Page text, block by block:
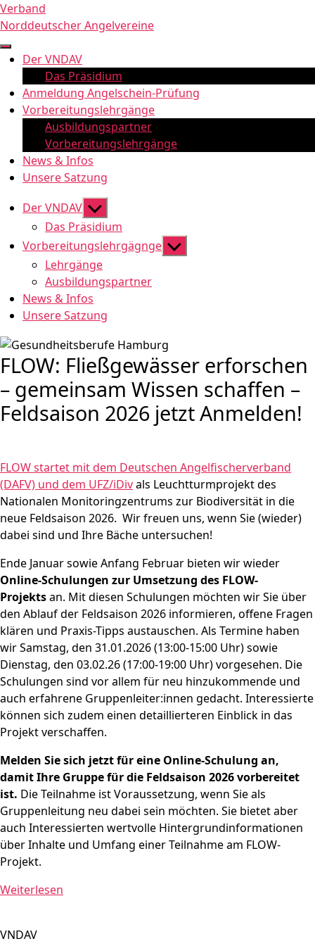
Zum
Inhalt
springen
Verband
Norddeutscher Angelvereine
Der VNDAV
Das Präsidium
Anmeldung Angelschein-Prüfung
Vorbereitungslehrgänge
Ausbildungspartner
Vorbereitungslehrgänge
News & Infos
Unsere Satzung
Der VNDAV Untermenü
anzeigen
Das Präsidium
Vorbereitungslehrgägnge Untermenü
Lehrgänge
Ausbildungspartner
News & Infos
Unsere Satzung
FLOW: Fließgewässer erforschen
– gemeinsam Wissen schaffen –
Feldsaison 2026 jetzt Anmelden!
FLOW startet mit dem Deutschen Angelfischerverband
(DAFV) und dem UFZ/iDivals Leuchtturmprojekt des
Nationalen Monitoringzentrums zur Biodiversität in die
neue Feldsaison 2026. Wir freuen uns, wenn Sie (wieder)
dabei sind und Ihre Bäche untersuchen!
Ende Januar sowie Anfang Februar bieten wir wieder
Online-Schulungen zur Umsetzung des FLOW-
Projektsan. Mit diesen Schulungen möchten wir Sie über
den Ablauf der Feldsaison 2026 informieren, offene Fragen
klären und Praxis-Tipps austauschen. Als Termine haben
wir Samstag, den 31.01.2026 (13:00-15:00 Uhr) sowie
Dienstag, den 03.02.26 (17:00-19:00 Uhr) vorgesehen. Die
Schulungen sind vor allem für neu hinzukommende und
auch erfahrene Gruppenleiter:innen gedacht. Interessierte
können sich zudem einen detaillierteren Einblick in das
Projekt verschaffen.
Melden Sie sich jetzt für eine Online-Schulung an,
damit Ihre Gruppe für die Feldsaison 2026 vorbereitet
ist. Die Teilnahme ist Voraussetzung, wenn Sie als
Gruppenleitung neu dabei sein möchten. Sie bietet aber
auch Interessierten wertvolle Hintergrundinformationen
über Inhalte und Umfang einer Teilnahmeam FLOW-
Projekt.
Weiterlesen
VNDAV